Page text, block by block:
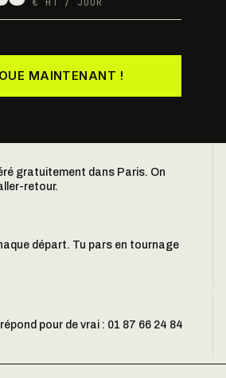
MAINTENANT !
gratuitement dans Paris. On
retour.
départ. Tu pars en tournage
pour de vrai : 01 87 66 24 84